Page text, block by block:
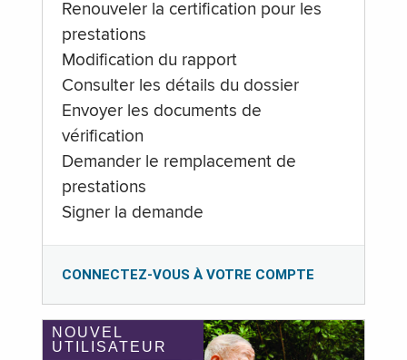
Renouveler la certification pour les
prestations
Modification du rapport
Consulter les détails du dossier
Envoyer les documents de
vérification
Demander le remplacement de
prestations
Signer la demande
CONNECTEZ-VOUS À VOTRE COMPTE
NOUVEL
UTILISATEUR